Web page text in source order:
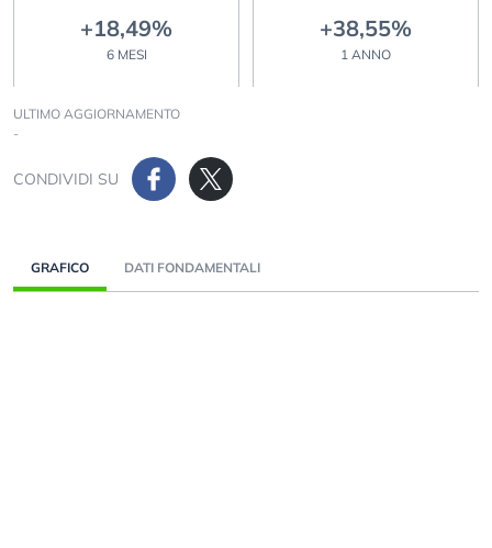
+18,49%
6 MESI
+38,55%
1 ANNO
ULTIMO AGGIORNAMENTO
-
CONDIVIDI SU
GRAFICO DATI FONDAMENTALI